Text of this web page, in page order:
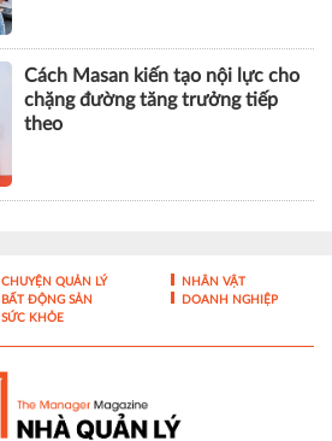
Cách Masan kiến tạo nội lực cho
chặng đường tăng trưởng tiếp
theo
CHUYỆN QUẢN LÝ
NHÂN VẬT
BẤT ĐỘNG SẢN
DOANH NGHIỆP
SỨC KHỎE